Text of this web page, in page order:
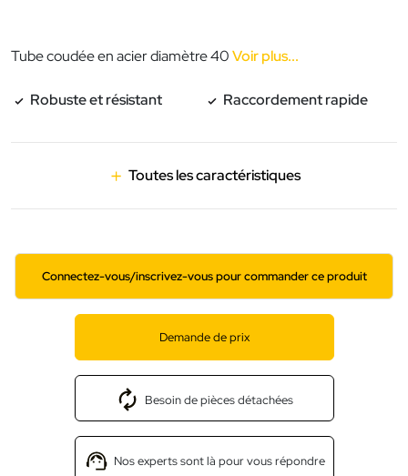
Tube coudée en acier diamètre 40Voir plus...
Robuste et résistant Raccordement rapide
Toutes les caractéristiques
Connectez-vous/inscrivez-vous pour commander ce produit
Demande de prix
Besoin de pièces détachées
Nos experts sont là pour vous répondre